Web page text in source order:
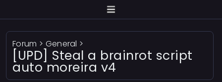
Forum > General >
[UPD] Steal a brainrot script
auto moreira v4